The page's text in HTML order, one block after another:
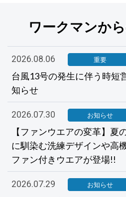
ワークマンか
2026.08.06 重要
台風13号の発生に伴う時短
知らせ
2026.07.30 お知らせ
【ファンウエアの変革】夏
に馴染む洗練デザインや高
ファン付きウエアが登場!!
2026.07.29 お知らせ